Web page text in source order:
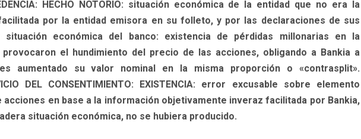
HECHO NOTORIO: situación económica de la entidad que no era la
por la entidad emisora en su folleto, y por las declaraciones de sus
económica del banco: existencia de pérdidas millonarias en la
el hundimiento del precio de las acciones, obligando a Bankia a
aumentado su valor nominal en la misma proporción o «contrasplit».
DEL CONSENTIMIENTO: EXISTENCIA: error excusable sobre elemento
acciones en base a la información objetivamente inveraz facilitada por Bankia,
situación económica, no se hubiera producido.